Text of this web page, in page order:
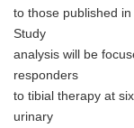
to those published
Study
analysis will be
responders
to tibial therapy at
urinary